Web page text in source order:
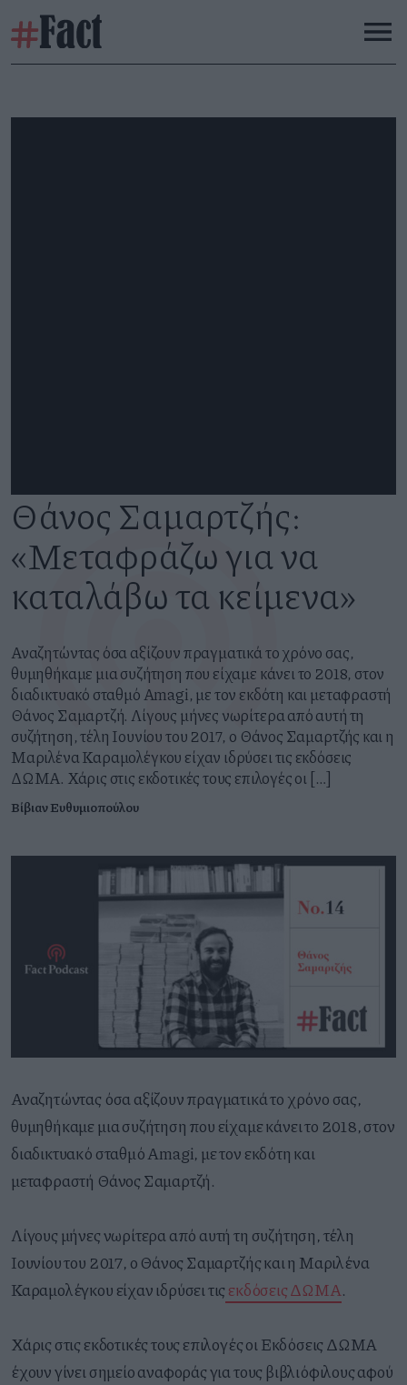
Θάνος Σαμαρτζής:
«Μεταφράζω για να
καταλάβω τα κείμενα»
Αναζητώντας όσα αξίζουν πραγματικά το χρόνο σας,
θυμηθήκαμε μια συζήτηση που είχαμε κάνει το 2018, στον
διαδικτυακό σταθμό Amagi, με τον εκδότη και μεταφραστή
Θάνος Σαμαρτζή. Λίγους μήνες νωρίτερα από αυτή τη
συζήτηση, τέλη Ιουνίου του 2017, ο Θάνος Σαμαρτζής και η
Μαριλένα Καραμολέγκου είχαν ιδρύσει τις⁠ εκδόσεις
ΔΩΜΑ⁠. Χάρις στις εκδοτικές τους επιλογές οι […]
Βίβιαν Ευθυμιοπούλου
Αναζητώντας όσα αξίζουν πραγματικά το χρόνο σας,
θυμηθήκαμε μια συζήτηση που είχαμε κάνει το 2018, στον
διαδικτυακό σταθμό Amagi, με τον εκδότη και
μεταφραστή Θάνος Σαμαρτζή.
Λίγους μήνες νωρίτερα από αυτή τη συζήτηση, τέλη
Ιουνίου του 2017, ο Θάνος Σαμαρτζής και η Μαριλένα
Καραμολέγκου είχαν ιδρύσει τιςεκδόσεις ΔΩΜΑ.
Χάρις στις εκδοτικές τους επιλογές οι Εκδόσεις ΔΩΜΑ
έχουν γίνει σημείο αναφοράς για τους βιβλιόφιλους αφού